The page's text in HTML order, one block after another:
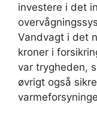
investere i det
Vandvagt i det
kroner i
var trygheden,
øvrigt også